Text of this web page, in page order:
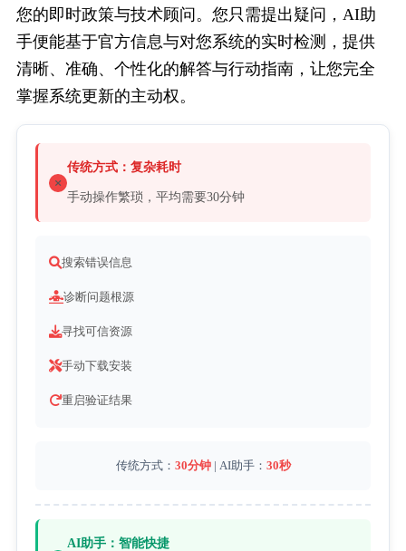
您的即时政策与技术顾问。您只需提出疑问，AI助
手便能基于官方信息与对您系统的实时检测，提供
清晰、准确、个性化的解答与行动指南，让您完全
掌握系统更新的主动权。
传统方式：复杂耗时
手动操作繁琐，平均需要30分钟
搜索错误信息
诊断问题根源
寻找可信资源
手动下载安装
重启验证结果
传统方式： 30分钟 | AI助手： 30秒
AI助手：智能快捷